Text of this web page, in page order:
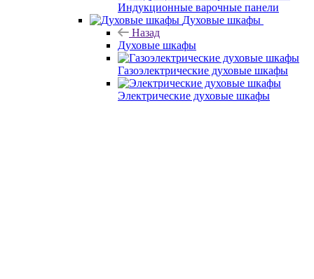
Индукционные варочные панели
Духовые шкафы
Назад
Духовые шкафы
Газоэлектрические духовые шкафы
Электрические духовые шкафы